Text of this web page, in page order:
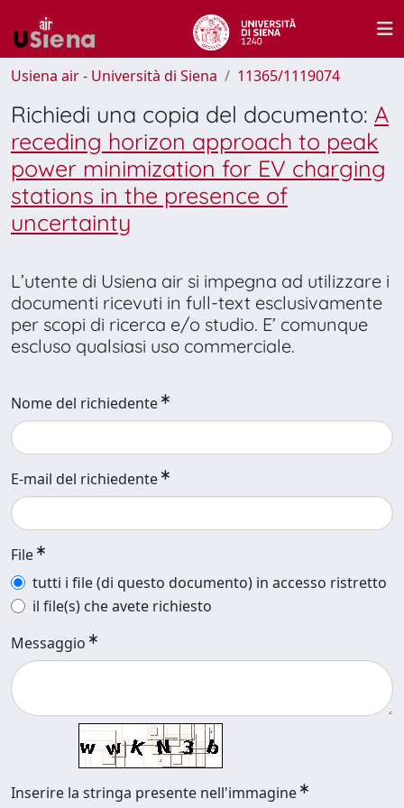
Usiena air - Università di Siena 11365/1119074
Richiedi una copia del documento: A
receding horizon approach to peak
power minimization for EV charging
stations in the presence of
uncertainty
L’utente di Usiena air si impegna ad utilizzare i
documenti ricevuti in full-text esclusivamente
per scopi di ricerca e/o studio. E’ comunque
escluso qualsiasi uso commerciale.
Nome del richiedente
E-mail del richiedente
File
tutti i file (di questo documento) in accesso ristretto
il file(s) che avete richiesto
Messaggio
Inserire la stringa presente nell'immagine